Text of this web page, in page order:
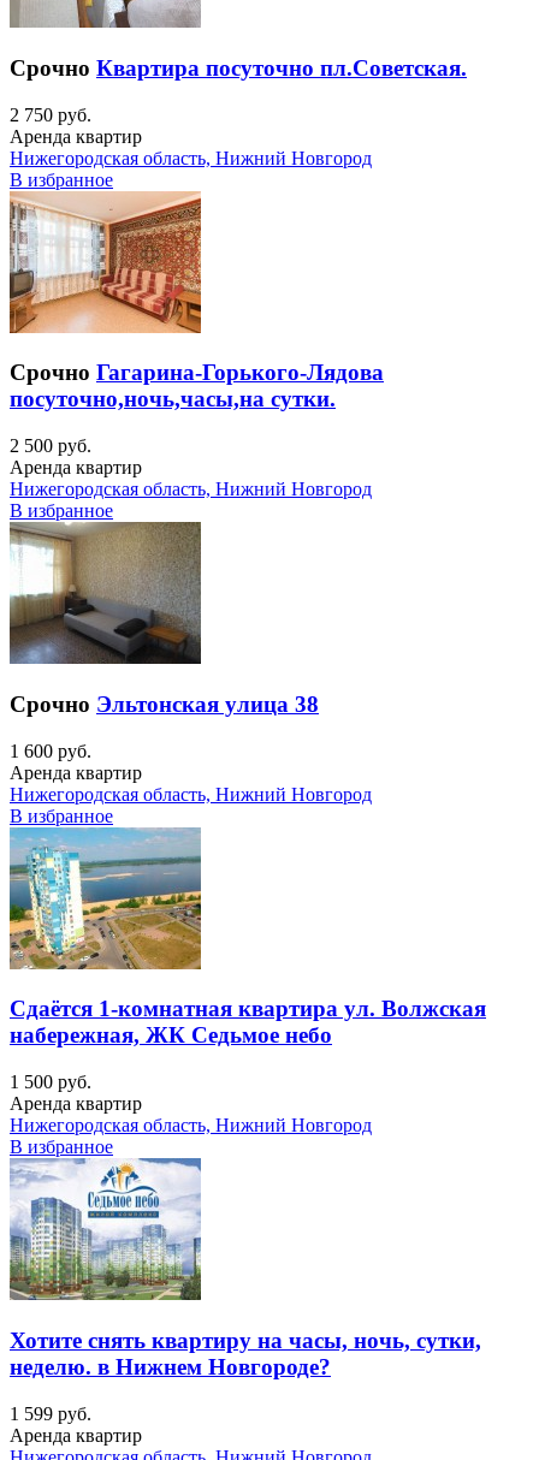
Срочно Квартира посуточно пл.Советская.
2 750 руб.
Аренда квартир
Нижегородская область, Нижний Новгород
В избранное
Срочно Гагарина-Горького-Лядова
посуточно,ночь,часы,на сутки.
2 500 руб.
Аренда квартир
Нижегородская область, Нижний Новгород
В избранное
Срочно Эльтонская улица 38
1 600 руб.
Аренда квартир
Нижегородская область, Нижний Новгород
В избранное
Сдаётся 1-комнатная квартира ул. Волжская
набережная, ЖК Седьмое небо
1 500 руб.
Аренда квартир
Нижегородская область, Нижний Новгород
В избранное
Хотите снять квартиру на часы, ночь, сутки,
неделю. в Нижнем Новгороде?
1 599 руб.
Аренда квартир